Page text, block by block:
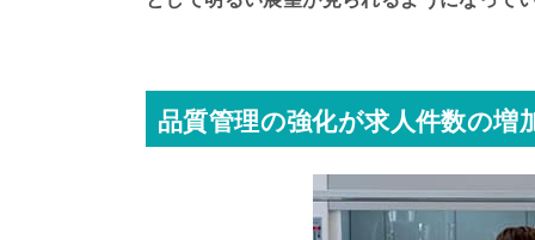
品質管理の強化が求人件数の増